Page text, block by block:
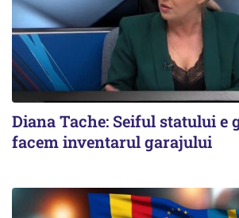
Diana Tache: Seiful statului e
facem inventarul garajului